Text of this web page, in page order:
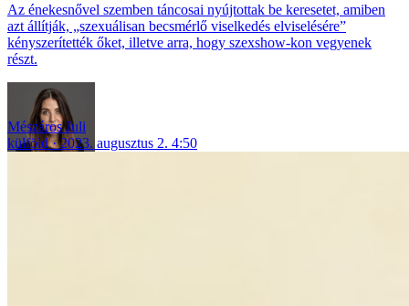
Az énekesnővel szemben táncosai nyújtottak be keresetet, amiben
azt állítják, „szexuálisan becsmérlő viselkedés elviselésére”
kényszerítették őket, illetve arra, hogy szexshow-kon vegyenek
részt.
Mészáros Juli
külföld
2023. augusztus 2. 4:50